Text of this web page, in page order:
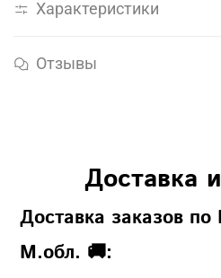
Характеристики
Отзывы
Доставка
Доставка заказов
М.обл. 🚚: